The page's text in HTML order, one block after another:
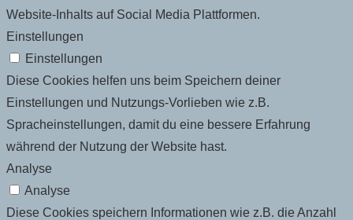
Website-Inhalts auf Social Media Plattformen.
Einstellungen
Einstellungen
Diese Cookies helfen uns beim Speichern deiner
Einstellungen und Nutzungs-Vorlieben wie z.B.
Spracheinstellungen, damit du eine bessere Erfahrung
während der Nutzung der Website hast.
Analyse
Analyse
Diese Cookies speichern Informationen wie z.B. die Anzahl